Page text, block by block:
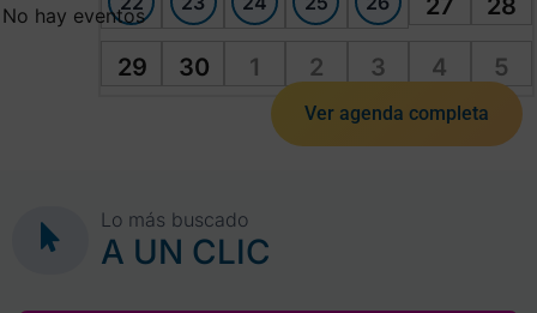
27 28
29 30 1 2 3 4 5
No hay eventos
Ver agenda completa
Lo más buscado
A UN CLIC